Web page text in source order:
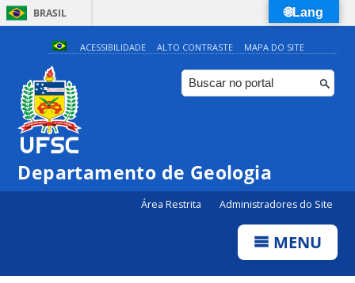
BRASIL
Simplifique!
Comunica BR
Participe
Canais
ACESSIBILIDADE ALTO CONTRASTE MAPA DO SITE
Departamento de Geologia
Área Restrita Administradores do Site
MENU
🌐Lang